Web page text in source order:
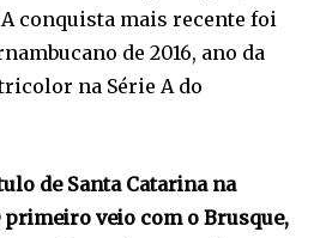
conquista mais recente foi
de 2016, ano da
na Série A do
de Santa Catarina na
primeiro veio com o Brusque,